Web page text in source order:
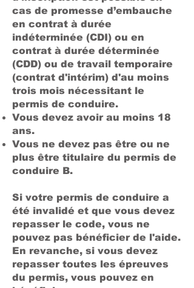
cas de promesse d’embauche
en contrat à durée
indéterminée (CDI) ou en
contrat à durée déterminée
(CDD) ou de travail temporaire
(contrat d'intérim) d'au moins
trois mois nécessitant le
permis de conduire.
Vous devez avoir au moins 18
ans.
Vous ne devez pas être ou ne
plus être titulaire du permis de
conduire B.
Si votre permis de conduire a
été invalidé et que vous devez
repasser le code, vous ne
pouvez pas bénéficier de l'aide.
En revanche, si vous devez
repasser toutes les épreuves
du permis, vous pouvez en